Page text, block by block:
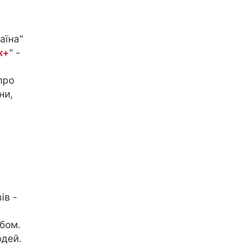
" -
-